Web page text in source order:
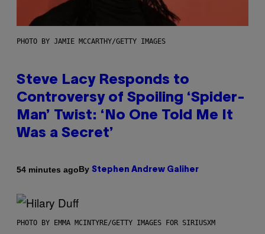
PHOTO BY JAMIE MCCARTHY/GETTY IMAGES
Steve Lacy Responds to
Controversy of Spoiling ‘Spider-
Man’ Twist: ‘No One Told Me It
Was a Secret’
54 minutes agoBy Stephen Andrew Galiher
PHOTO BY EMMA MCINTYRE/GETTY IMAGES FOR SIRIUSXM